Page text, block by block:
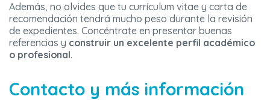
Además, no olvides que tu currículum vitae y carta de
recomendación tendrá mucho peso durante la revisión
de expedientes. Concéntrate en presentar buenas
referencias y construir un excelente perfil académico
o profesional.
Contacto y más información